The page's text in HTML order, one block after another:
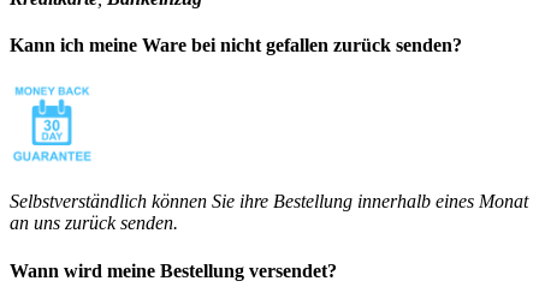
Kann ich meine Ware bei nicht gefallen zurück senden?
Selbstverständlich können Sie ihre Bestellung innerhalb eines Monat
an uns zurück senden.
Wann wird meine Bestellung versendet?